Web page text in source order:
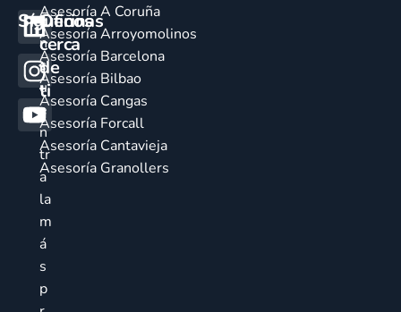
Síguenos
Oficinas
cerca
de
ti
E
n
c
u
e
n
tr
a
la
m
á
s
p
Asesoría A Coruña
Asesoría Arroyomolinos
Asesoría Barcelona
Asesoría Bilbao
Asesoría Cangas
Asesoría Forcall
Asesoría Cantavieja
Asesoría Granollers